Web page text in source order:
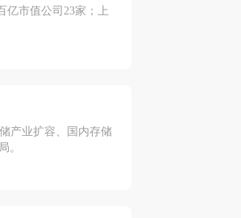
亿市值公司23家；上
产业扩容、国内存储
。